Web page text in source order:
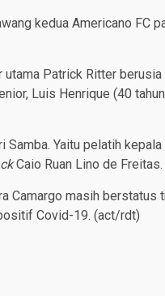
kedua Americano FC
Patrick Ritter berusia
Luis Henrique (40
Yaitu pelatih kepala
Caio Ruan Lino de Freitas.
Camargo masih berstatus
Covid-19. (act/rdt)